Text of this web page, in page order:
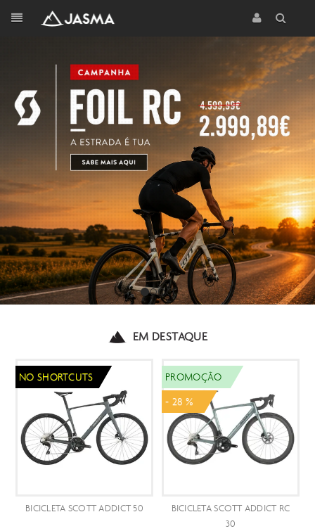
EM DESTAQUE
NO SHORTCUTS
BICICLETA SCOTT ADDICT 50
PROMOÇÃO
- 28 %
BICICLETA SCOTT ADDICT RC
30